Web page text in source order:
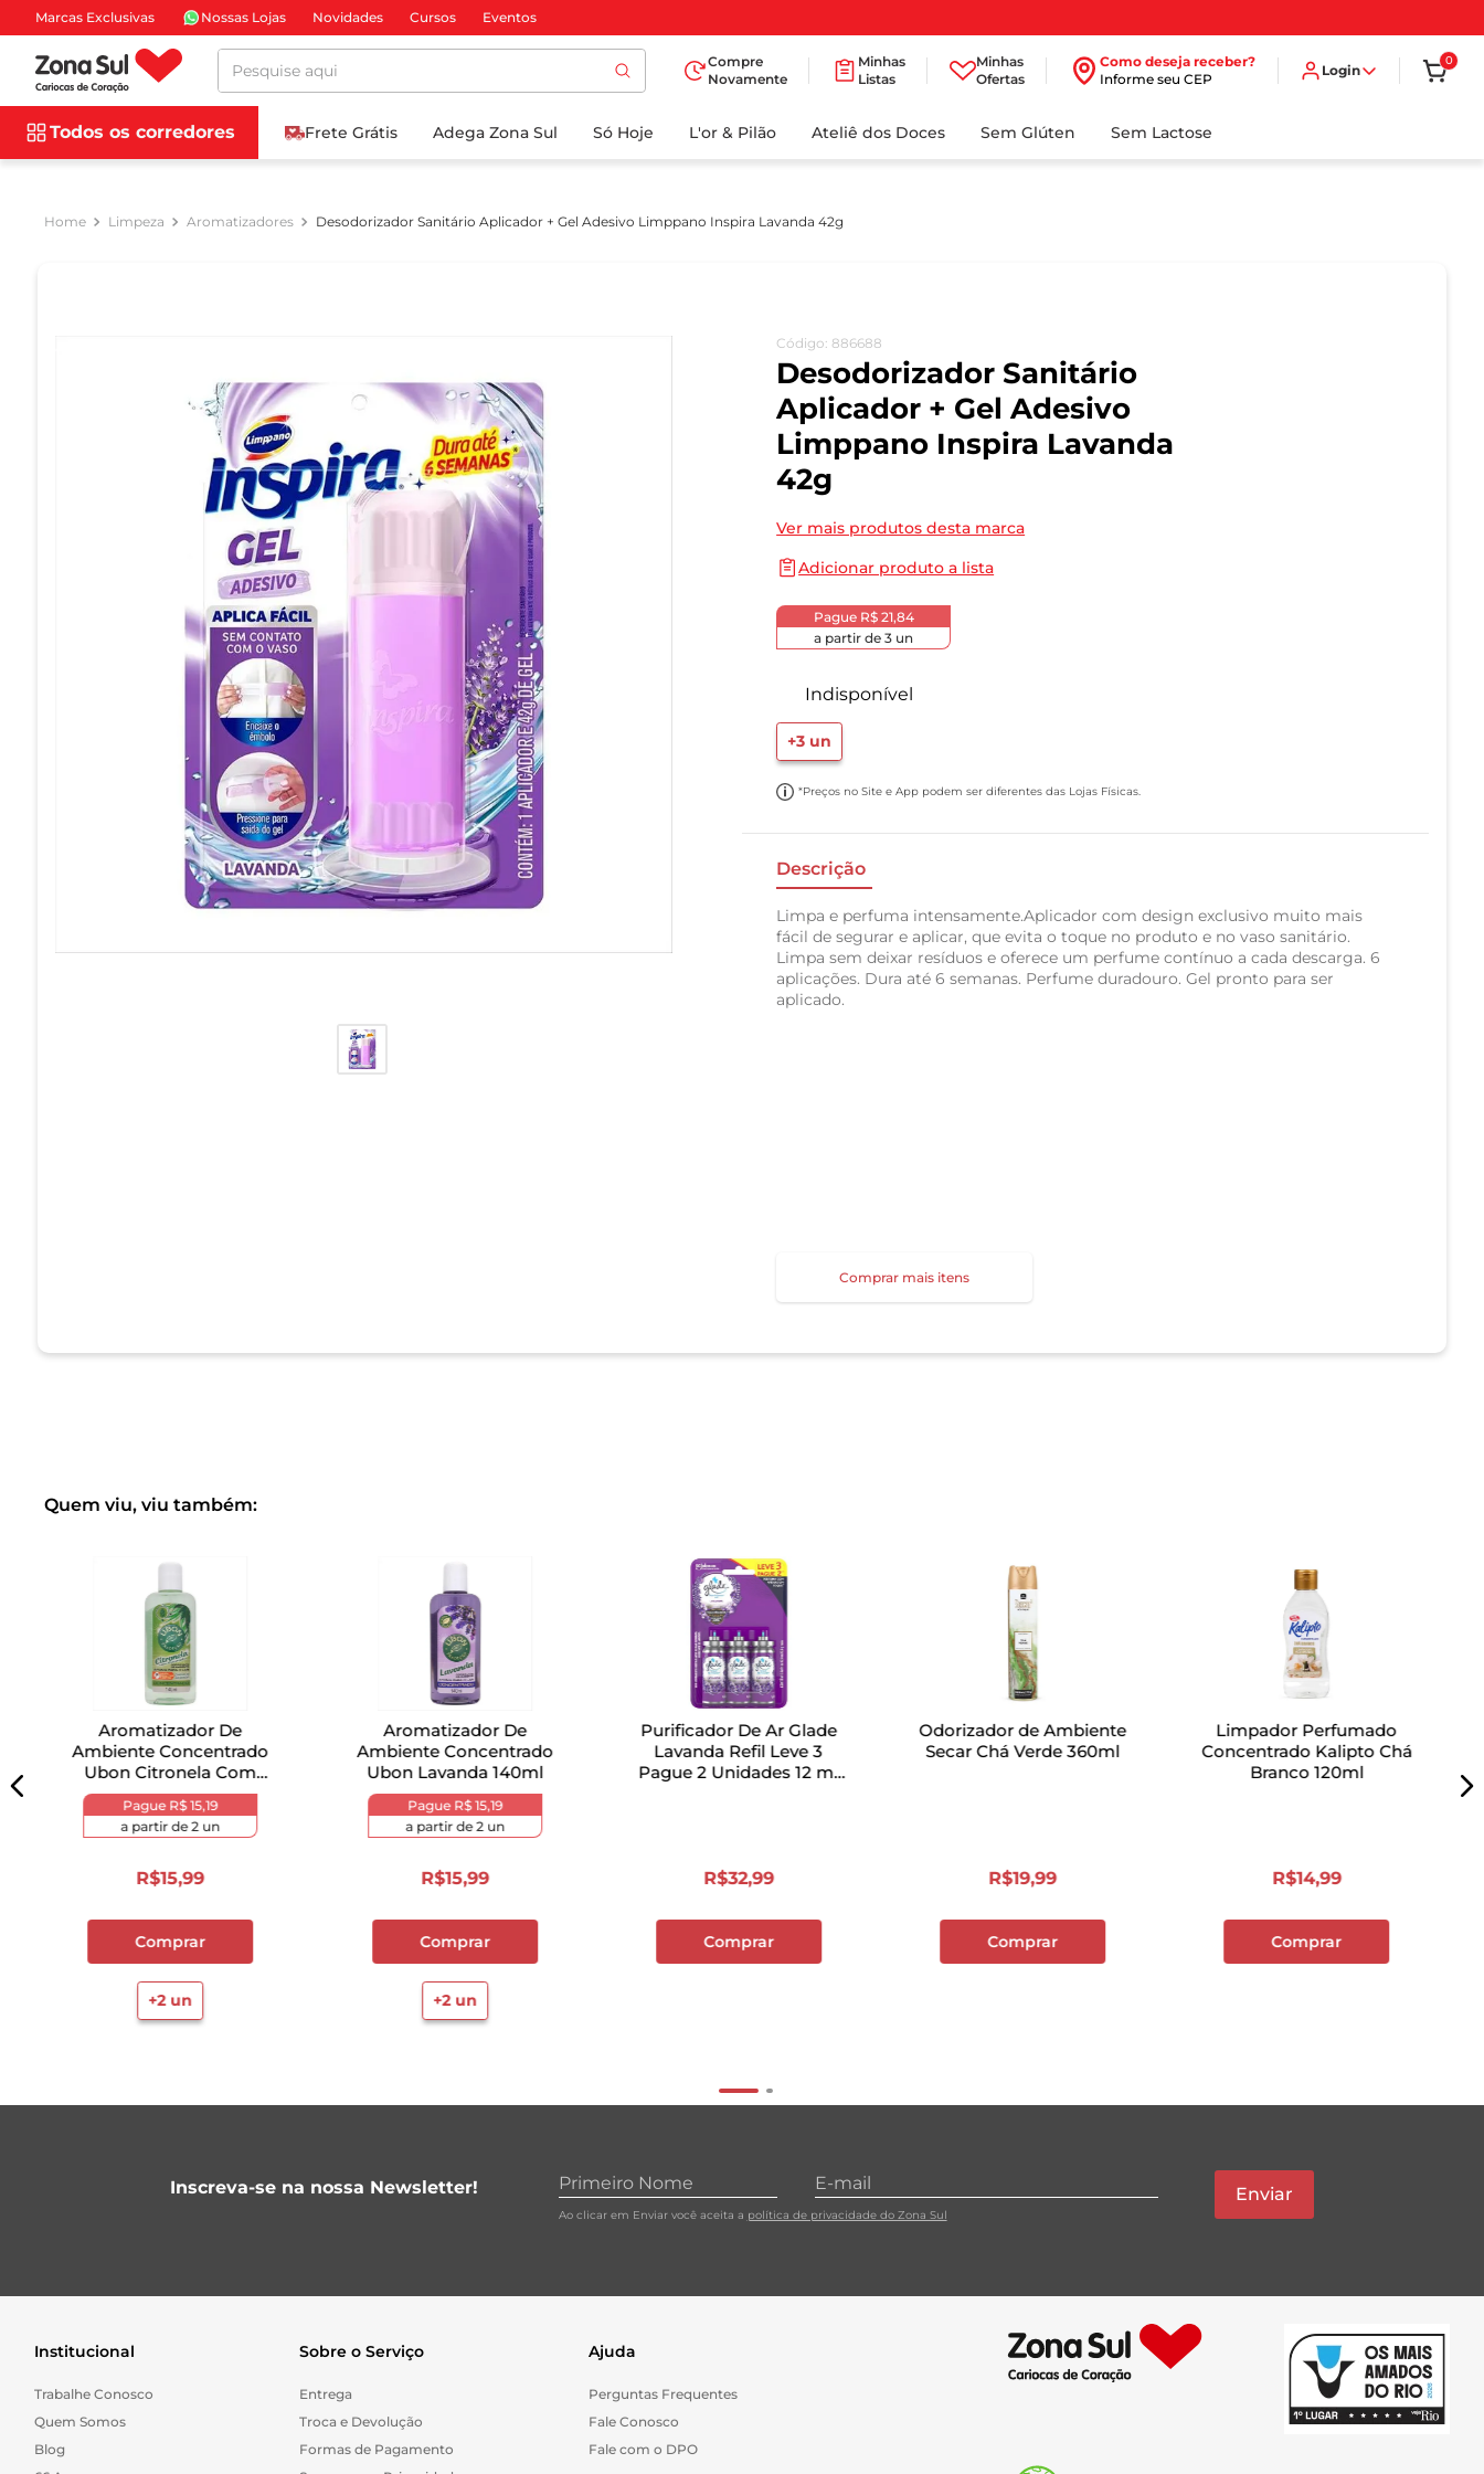
Marcas Exclusivas Nossas Lojas Novidades Cursos Eventos
Pesquise aqui
Compre
Novamente
Minhas
Listas
Minhas
Ofertas
Como deseja receber?
Informe seu CEP
Login
0
Todos os corredores Frete Grátis Adega Zona Sul Só Hoje L'or & Pilão Ateliê dos Doces Sem Glúten Sem Lactose
Limpeza Aromatizadores Desodorizador Sanitário Aplicador + Gel Adesivo Limppano Inspira Lavanda 42g
Código: 886688
Desodorizador Sanitário
Aplicador + Gel Adesivo
Limppano Inspira Lavanda
42g
Ver mais produtos desta marca
Adicionar produto a lista
Pague R$ 21,84
a partir de3 un
Indisponível
+3 un
*Preços no Site e App podem ser diferentes das Lojas Físicas.
Descrição
Limpa e perfuma intensamente.Aplicador com design exclusivo muito mais
fácil de segurar e aplicar, que evita o toque no produto e no vaso sanitário.
Limpa sem deixar resíduos e oferece um perfume contínuo a cada descarga. 6
aplicações. Dura até 6 semanas. Perfume duradouro. Gel pronto para ser
aplicado.
Comprar mais itens
Quem viu, viu também:
Aromatizador De
Ambiente Concentrado
Ubon Citronela Com
Eucalipto 140ml
Pague R$ 15,19
a partir de2un
R$15,99
Comprar
+2un
Aromatizador De
Ambiente Concentrado
Ubon Lavanda 140ml
Pague R$ 15,19
a partir de2un
R$15,99
Comprar
+2un
Purificador De Ar Glade
Lavanda Refil Leve 3
Pague 2 Unidades 12 ml
R$32,99
Comprar
Odorizador de Ambiente
Secar Chá Verde 360ml
R$19,99
Comprar
Limpador Perfumado
Concentrado Kalipto Chá
Branco 120ml
R$14,99
Comprar
Inscreva-se na nossa Newsletter!
Ao clicar em Enviar você aceita a política de privacidade do Zona Sul
Enviar
Institucional
Trabalhe Conosco
Quem Somos
Blog
Sobre o Serviço
Entrega
Troca e Devolução
Formas de Pagamento
Ajuda
Perguntas Frequentes
Fale Conosco
Fale com o DPO
BUSCADOS